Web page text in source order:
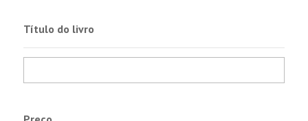
Título do livro